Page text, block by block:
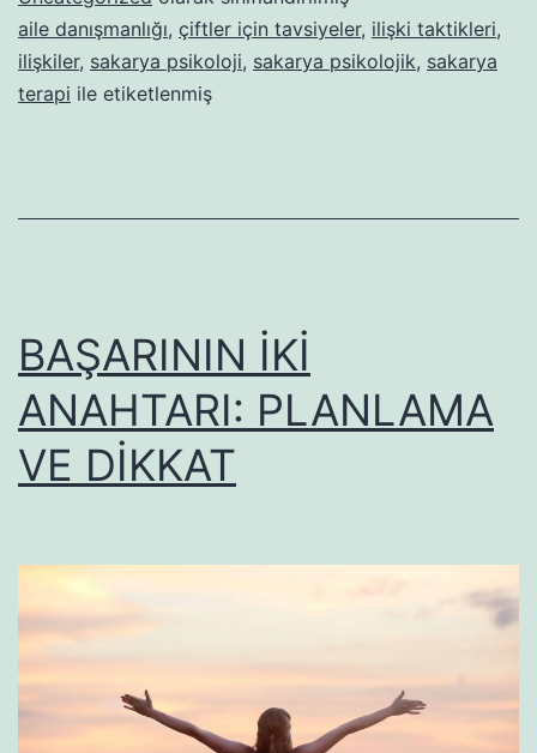
aile danışmanlığı, çiftler için tavsiyeler, ilişki taktikleri,
ilişkiler, sakarya psikoloji, sakarya psikolojik, sakarya
terapi ile etiketlenmiş
BAŞARININ İKİ
ANAHTARI: PLANLAMA
VE DİKKAT